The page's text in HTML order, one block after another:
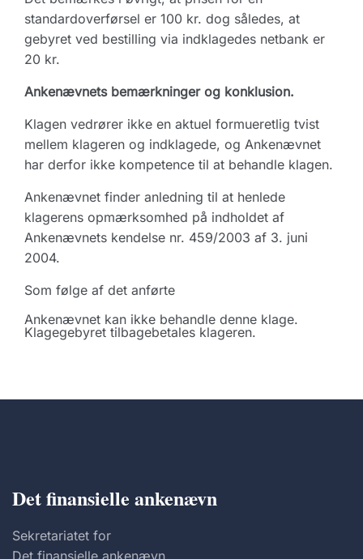
standardoverførsel er 100 kr. dog således, at
gebyret ved bestilling via indklagedes netbank er
20 kr.
Ankenævnets bemærkninger og konklusion.
Klagen vedrører ikke en aktuel formueretlig tvist
mellem klageren og indklagede, og Ankenævnet
har derfor ikke kompetence til at behandle klagen.
Ankenævnet finder anledning til at henlede
klagerens opmærksomhed på indholdet af
Ankenævnets kendelse nr. 459/2003 af 3. juni
2004.
Som følge af det anførte
Ankenævnet kan ikke behandle denne klage.
Klagegebyret tilbagebetales klageren.
Det finansielle ankenævn
Sekretariatet for
Det finansielle ankenævn